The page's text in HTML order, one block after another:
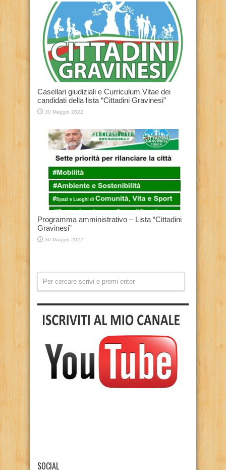
Casellari giudiziali e Curriculum Vitae dei
candidati della lista “Cittadini Gravinesi”
30 Maggio 2022
Programma amministrativo – Lista “Cittadini
Gravinesi”
30 Maggio 2022
SOCIAL